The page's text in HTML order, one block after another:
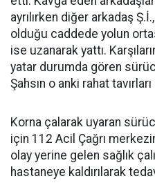
ayrılırken diğer arkadaş
olduğu caddede yolun
ise uzanarak yattı.
yatar durumda gören
Şahsın o anki rahat
Korna çalarak uyaran
için 112 Acil Çağrı
olay yerine gelen sağlık
hastaneye kaldırılarak